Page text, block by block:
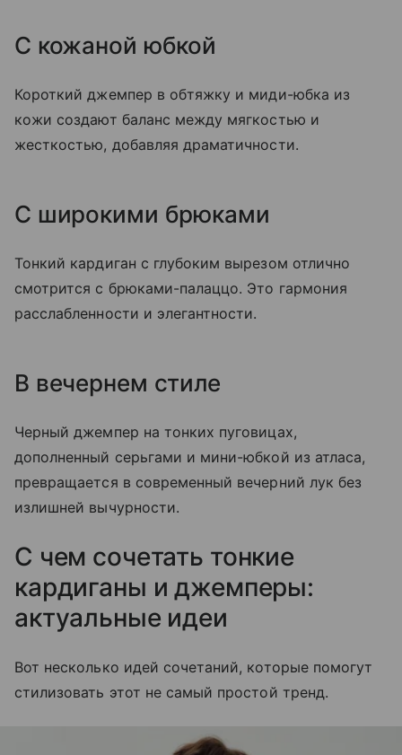
С кожаной юбкой
Короткий джемпер в обтяжку и миди-юбка из
кожи создают баланс между мягкостью и
жесткостью, добавляя драматичности.
С широкими брюками
Тонкий кардиган с глубоким вырезом отлично
смотрится с брюками-палаццо. Это гармония
расслабленности и элегантности.
В вечернем стиле
Черный джемпер на тонких пуговицах,
дополненный серьгами и мини-юбкой из атласа,
превращается в современный вечерний лук без
излишней вычурности.
С чем сочетать тонкие
кардиганы и джемперы:
актуальные идеи
Вот несколько идей сочетаний, которые помогут
стилизовать этот не самый простой тренд.